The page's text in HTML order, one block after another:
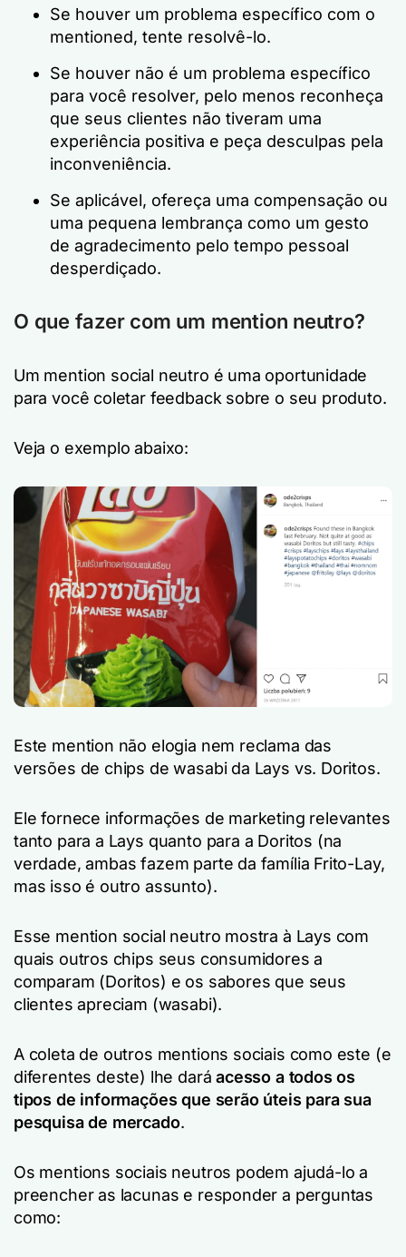
Se houver um problema específico com o
mentioned, tente resolvê-lo.
Se houver não é um problema específico
para você resolver, pelo menos reconheça
que seus clientes não tiveram uma
experiência positiva e peça desculpas pela
inconveniência.
Se aplicável, ofereça uma compensação ou
uma pequena lembrança como um gesto
de agradecimento pelo tempo pessoal
desperdiçado.
O que fazer com um mention neutro?
Um mention social neutro é uma oportunidade
para você coletar feedback sobre o seu produto.
Veja o exemplo abaixo:
Este mention não elogia nem reclama das
versões de chips de wasabi da Lays vs. Doritos.
Ele fornece informações de marketing relevantes
tanto para a Lays quanto para a Doritos (na
verdade, ambas fazem parte da família Frito-Lay,
mas isso é outro assunto).
Esse mention social neutro mostra à Lays com
quais outros chips seus consumidores a
comparam (Doritos) e os sabores que seus
clientes apreciam (wasabi).
A coleta de outros mentions sociais como este (e
diferentes deste) lhe daráacesso a todos os
tipos de informações que serão úteis para sua
pesquisa de mercado.
Os mentions sociais neutros podem ajudá-lo a
preencher as lacunas e responder a perguntas
como: